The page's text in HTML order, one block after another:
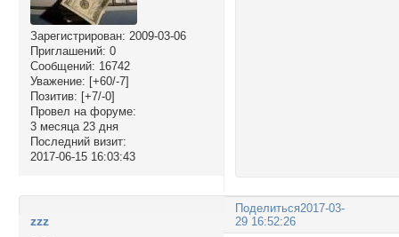
Зарегистрирован: 2009-03-06
Приглашений: 0
Сообщений: 16742
Уважение: [+60/-7]
Позитив: [+7/-0]
Провел на форуме:
3 месяца 23 дня
Последний визит:
2017-06-15 16:03:43
Поделиться2017-03-
29 16:52:26
zzz